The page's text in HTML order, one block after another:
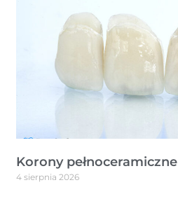
Korony pełnoceramiczne
4 sierpnia 2026